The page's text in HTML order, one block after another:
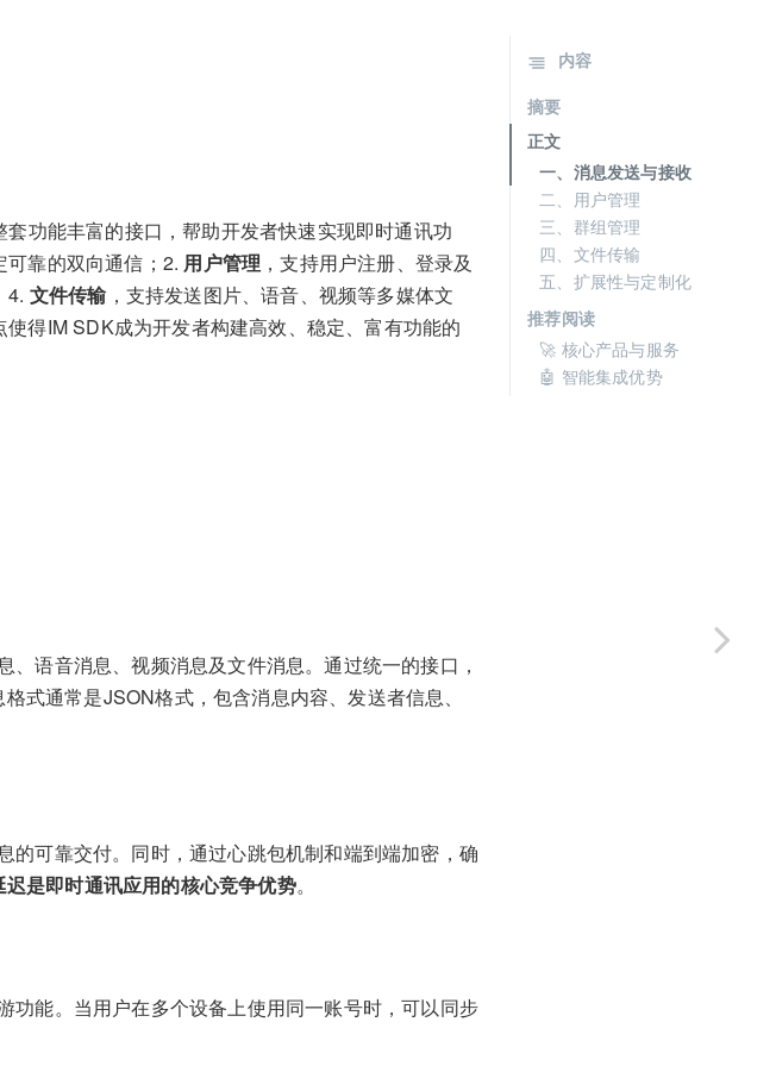
功能丰富的接口，帮助开发者快速实现即时通讯功
可靠的双向通信；2. 用户管理 ，支持用户注册、登录及
4. 文件传输，支持发送图片、语音、视频等多媒体文
得IM SDK成为开发者构建高效、稳定、富有功能的
语音消息、视频消息及文件消息。通过统一的接口，
式通常是JSON格式，包含消息内容、发送者信息、
可靠交付。同时，通过心跳包机制和端到端加密，确
是即时通讯应用的核心竞争优势。
能。当用户在多个设备上使用同一账号时，可以同步
内容
摘要
正文
一、消息发送与接收
二、用户管理
三、群组管理
四、文件传输
五、扩展性与定制化
推荐阅读
🚀 核心产品与服务
🤖 智能集成优势